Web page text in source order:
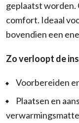
geplaatst worden.
comfort. Ideaal
bovendien een
Zo verloopt de
Voorbereiden
Plaatsen en